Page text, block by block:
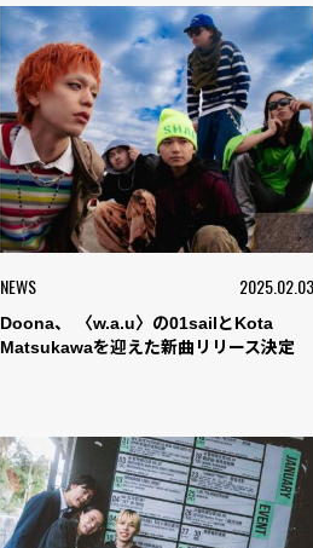
NEWS 2025.02.03
Doona、 〈w.a.u〉の01sailとKota
Matsukawaを迎えた新曲リリース決定